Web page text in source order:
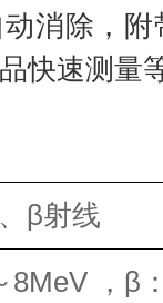
消除，
快速测量
β射线
8MeV ，β